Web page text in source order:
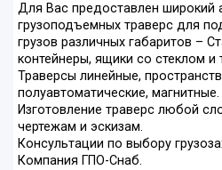
Для Вас предоставлен широкий
грузоподъемных траверс для
грузов различных габаритов –
контейнеры, ящики со стеклом и
Траверсы линейные,
полуавтоматические, магнитные.
Изготовление траверс любой
чертежам и эскизам.
Консультации по выбору
Компания ГПО-Снаб.